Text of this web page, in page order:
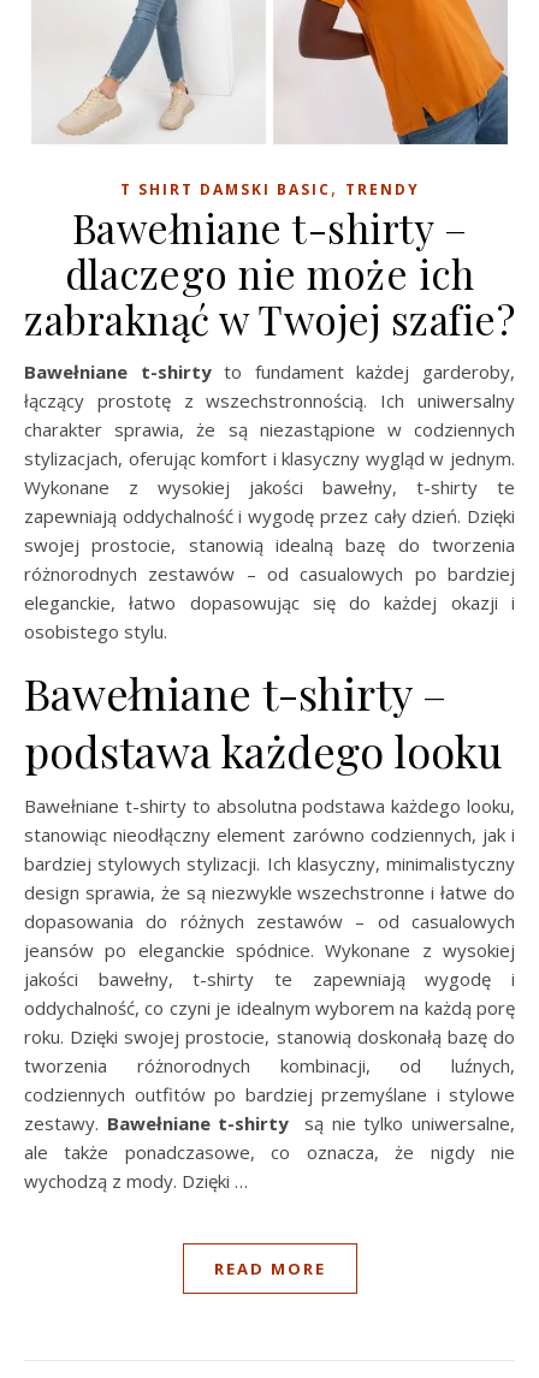
T SHIRT DAMSKI BASIC, TRENDY
Bawełniane t-shirty –
dlaczego nie może ich
zabraknąć w Twojej szafie?
Bawełniane t-shirtyto fundament każdej garderoby,
łączący prostotę z wszechstronnością. Ich uniwersalny
charakter sprawia, że są niezastąpione w codziennych
stylizacjach, oferując komfort i klasyczny wygląd w jednym.
Wykonane z wysokiej jakości bawełny, t-shirty te
zapewniają oddychalność i wygodę przez cały dzień. Dzięki
swojej prostocie, stanowią idealną bazę do tworzenia
różnorodnych zestawów – od casualowych po bardziej
eleganckie, łatwo dopasowując się do każdej okazji i
osobistego stylu.
Bawełniane t-shirty –
podstawa każdego looku
Bawełniane t-shirty to absolutna podstawa każdego looku,
stanowiąc nieodłączny element zarówno codziennych, jak i
bardziej stylowych stylizacji. Ich klasyczny, minimalistyczny
design sprawia, że są niezwykle wszechstronne i łatwe do
dopasowania do różnych zestawów – od casualowych
jeansów po eleganckie spódnice. Wykonane z wysokiej
jakości bawełny, t-shirty te zapewniają wygodę i
oddychalność, co czyni je idealnym wyborem na każdą porę
roku. Dzięki swojej prostocie, stanowią doskonałą bazę do
tworzenia różnorodnych kombinacji, od luźnych,
codziennych outfitów po bardziej przemyślane i stylowe
zestawy. Bawełniane t-shirty
są nie tylko uniwersalne,
ale także ponadczasowe, co oznacza, że nigdy nie
wychodzą z mody. Dzięki …
READ MORE